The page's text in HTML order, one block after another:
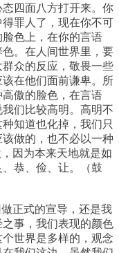
四面八方打开来。你
罪人了，现在你不可
色上，在你的言语
。在人间世界里，要
众的反应，敬畏一些
在他们面前谦卑。所
傲的脸色，在言语
我们比较高明。高明不
知道也化掉，我们只
做的，也不必以一种
因为本来天地就是如
恭、俭、让。（鼓
正式的宣导，还是我
事，我们表现的颜色
世界是多样的，观念